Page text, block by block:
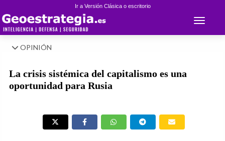
Ir a Versión Clásica o escritorio
Toggle
OPINIÓN
La crisis sistémica del capitalismo es una
oportunidad para Rusia